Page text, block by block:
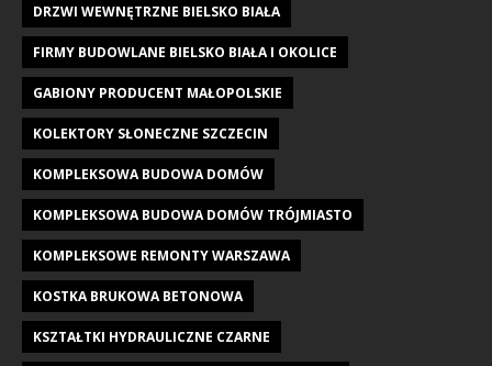
DRZWI WEWNĘTRZNE BIELSKO BIAŁA
FIRMY BUDOWLANE BIELSKO BIAŁA I OKOLICE
GABIONY PRODUCENT MAŁOPOLSKIE
KOLEKTORY SŁONECZNE SZCZECIN
KOMPLEKSOWA BUDOWA DOMÓW
KOMPLEKSOWA BUDOWA DOMÓW TRÓJMIASTO
KOMPLEKSOWE REMONTY WARSZAWA
KOSTKA BRUKOWA BETONOWA
KSZTAŁTKI HYDRAULICZNE CZARNE